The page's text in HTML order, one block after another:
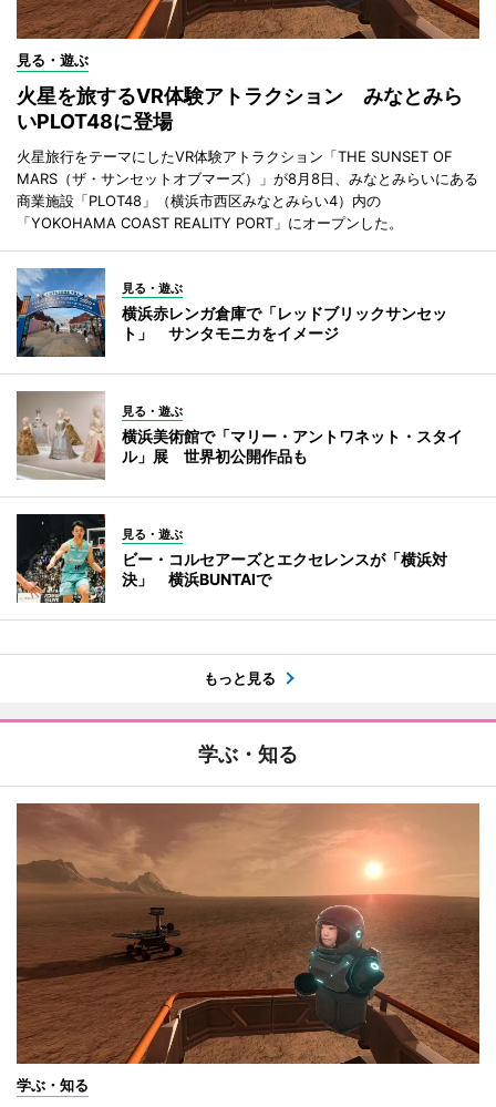
見る・遊ぶ
火星を旅するVR体験アトラクション みなとみら
いPLOT48に登場
火星旅行をテーマにしたVR体験アトラクション「THE SUNSET OF
MARS（ザ・サンセットオブマーズ）」が8月8日、みなとみらいにある
商業施設「PLOT48」（横浜市西区みなとみらい4）内の
「YOKOHAMA COAST REALITY PORT」にオープンした。
見る・遊ぶ
横浜赤レンガ倉庫で「レッドブリックサンセッ
ト」 サンタモニカをイメージ
見る・遊ぶ
横浜美術館で「マリー・アントワネット・スタイ
ル」展 世界初公開作品も
見る・遊ぶ
ビー・コルセアーズとエクセレンスが「横浜対
決」 横浜BUNTAIで
もっと見る
学ぶ・知る
学ぶ・知る